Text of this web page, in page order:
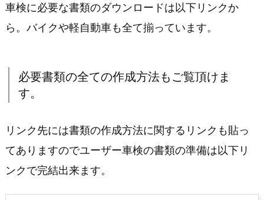
車検に必要な書類のダウンロードは以下リンクか
ら。バイクや軽自動車も全て揃っています。
必要書類の全ての作成方法もご覧頂けま
す。
リンク先には書類の作成方法に関するリンクも貼っ
てありますのでユーザー車検の書類の準備は以下リ
ンクで完結出来ます。